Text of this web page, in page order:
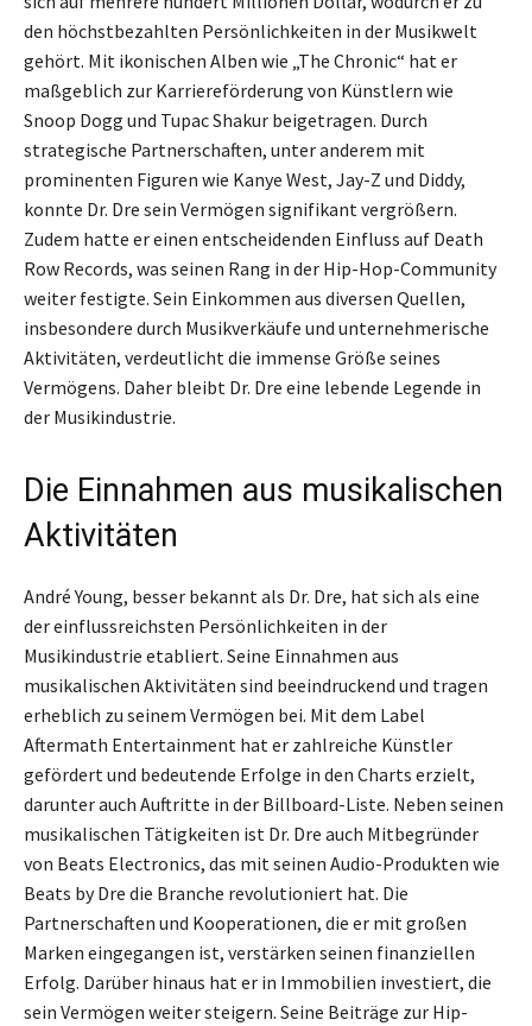
den höchstbezahlten Persönlichkeiten in der Musikwelt
gehört. Mit ikonischen Alben wie „The Chronic“ hat er
maßgeblich zur Karriereförderung von Künstlern wie
Snoop Dogg und Tupac Shakur beigetragen. Durch
strategische Partnerschaften, unter anderem mit
prominenten Figuren wie Kanye West, Jay-Z und Diddy,
konnte Dr. Dre sein Vermögen signifikant vergrößern.
Zudem hatte er einen entscheidenden Einfluss auf Death
Row Records, was seinen Rang in der Hip-Hop-Community
weiter festigte. Sein Einkommen aus diversen Quellen,
insbesondere durch Musikverkäufe und unternehmerische
Aktivitäten, verdeutlicht die immense Größe seines
Vermögens. Daher bleibt Dr. Dre eine lebende Legende in
der Musikindustrie.
Die Einnahmen aus musikalischen
Aktivitäten
André Young, besser bekannt als Dr. Dre, hat sich als eine
der einflussreichsten Persönlichkeiten in der
Musikindustrie etabliert. Seine Einnahmen aus
musikalischen Aktivitäten sind beeindruckend und tragen
erheblich zu seinem Vermögen bei. Mit dem Label
Aftermath Entertainment hat er zahlreiche Künstler
gefördert und bedeutende Erfolge in den Charts erzielt,
darunter auch Auftritte in der Billboard-Liste. Neben seinen
musikalischen Tätigkeiten ist Dr. Dre auch Mitbegründer
von Beats Electronics, das mit seinen Audio-Produkten wie
Beats by Dre die Branche revolutioniert hat. Die
Partnerschaften und Kooperationen, die er mit großen
Marken eingegangen ist, verstärken seinen finanziellen
Erfolg. Darüber hinaus hat er in Immobilien investiert, die
sein Vermögen weiter steigern. Seine Beiträge zur Hip-